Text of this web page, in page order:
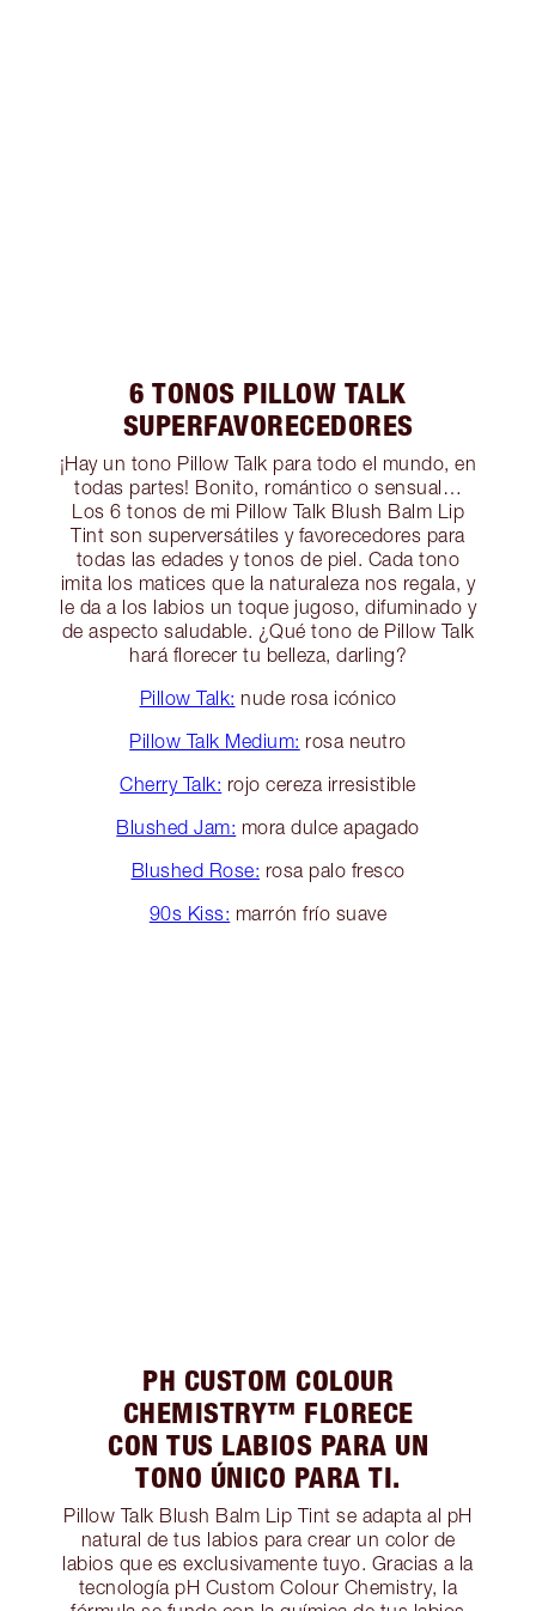
6 TONOS PILLOW TALK
SUPERFAVORECEDORES
¡Hay un tono Pillow Talk para todo el mundo, en
todas partes! Bonito, romántico o sensual…
Los 6 tonos de mi Pillow Talk Blush Balm Lip
Tint son superversátiles y favorecedores para
todas las edades y tonos de piel. Cada tono
imita los matices que la naturaleza nos regala, y
le da a los labios un toque jugoso, difuminado y
de aspecto saludable. ¿Qué tono de Pillow Talk
hará florecer tu belleza, darling?
Pillow Talk: nude rosa icónico
Pillow Talk Medium: rosa neutro
Cherry Talk: rojo cereza irresistible
Blushed Jam: mora dulce apagado
Blushed Rose: rosa palo fresco
90s Kiss: marrón frío suave
PH CUSTOM COLOUR
CHEMISTRY™ FLORECE
CON TUS LABIOS PARA UN
TONO ÚNICO PARA TI.
Pillow Talk Blush Balm Lip Tint se adapta al pH
natural de tus labios para crear un color de
labios que es exclusivamente tuyo. Gracias a la
tecnología pH Custom Colour Chemistry, la